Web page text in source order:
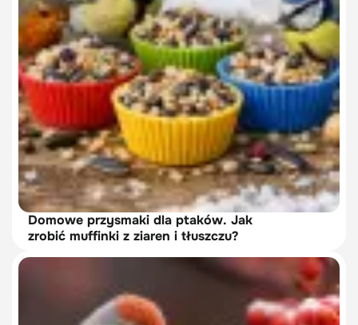
Domowe przysmaki dla ptaków. Jak
zrobić muffinki z ziaren i tłuszczu?